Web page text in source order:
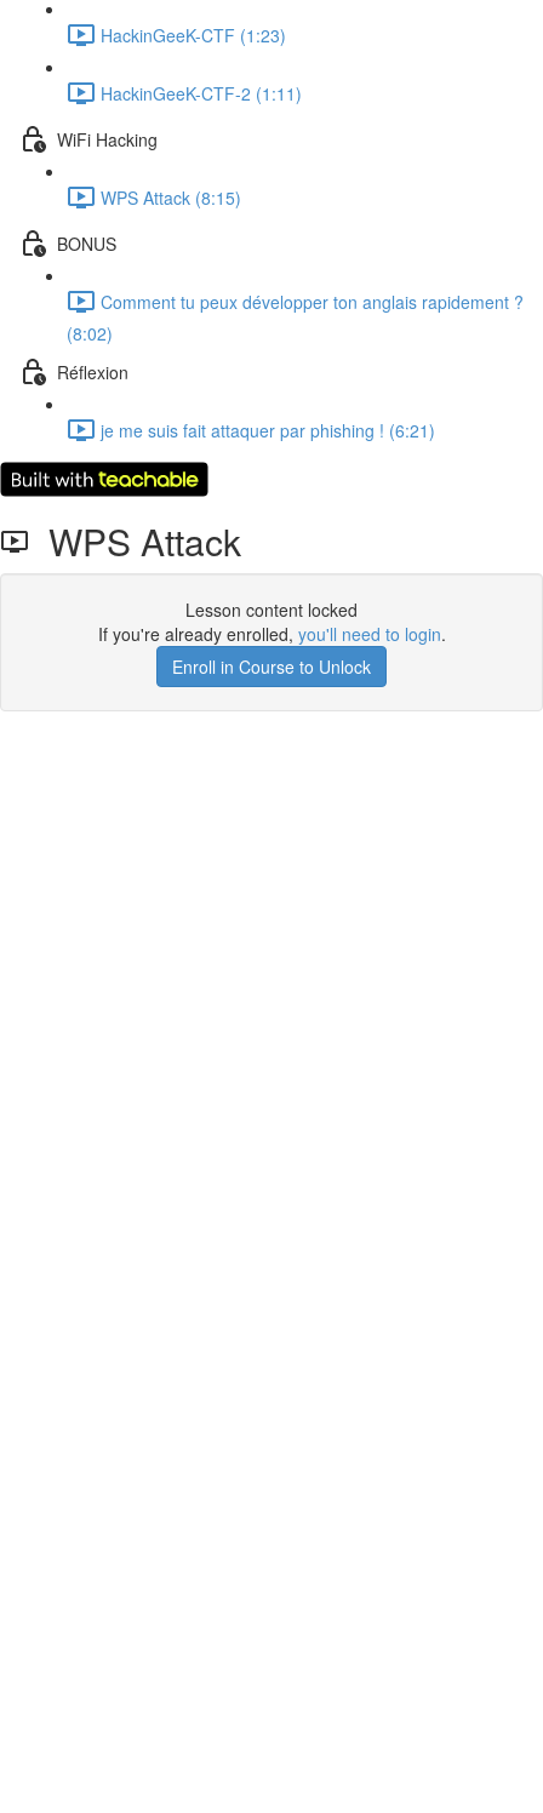
HackinGeeK-CTF (1:23)
HackinGeeK-CTF-2 (1:11)
WiFi Hacking
WPS Attack (8:15)
BONUS
Comment tu peux développer ton anglais rapidement ?
(8:02)
Réflexion
je me suis fait attaquer par phishing ! (6:21)
WPS Attack
Lesson content locked
If you're already enrolled, you'll need to login.
Enroll in Course to Unlock